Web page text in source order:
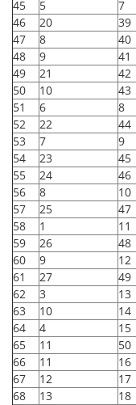
45
5 7
46
20 39
47
8 40
48
9 41
49
21 42
50
10 43
51
6 8
52
22 44
53
7 9
54
23 45
55
24 46
56
8 10
57
25 47
58
1 11
59
26 48
60
9 12
61
27 49
62
3 13
63
10 14
64
4 15
65
11 50
66
11 16
67
12 17
68
13 18